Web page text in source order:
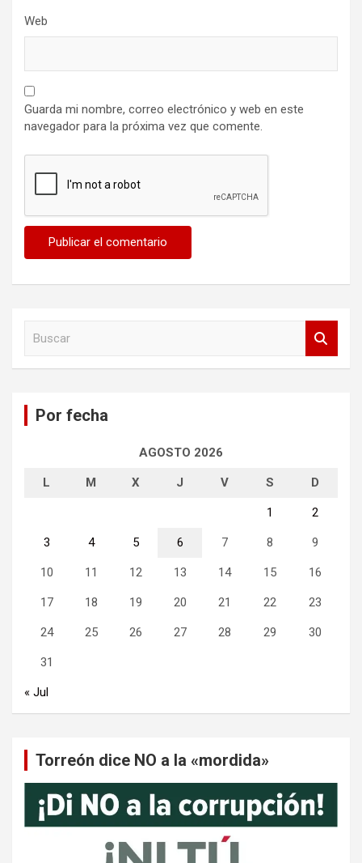
Web
Guarda mi nombre, correo electrónico y web en este
navegador para la próxima vez que comente.
Por fecha
AGOSTO 2026
L M X J V S D
1 2
3 4 5 6 7 8 9
10 11 12 13 14 15 16
17 18 19 20 21 22 23
24 25 26 27 28 29 30
31
« Jul
Torreón dice NO a la «mordida»